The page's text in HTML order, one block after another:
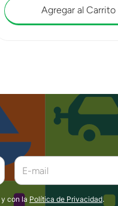
Agregar al Carrito
y con la Política de Privacidad.